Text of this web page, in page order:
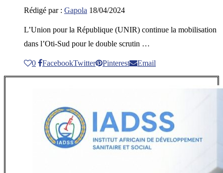
Rédigé par : Gapola 18/04/2024
L’Union pour la République (UNIR) continue la mobilisation
dans l’Oti-Sud pour le double scrutin …
0 FacebookTwitter Pinterest Email